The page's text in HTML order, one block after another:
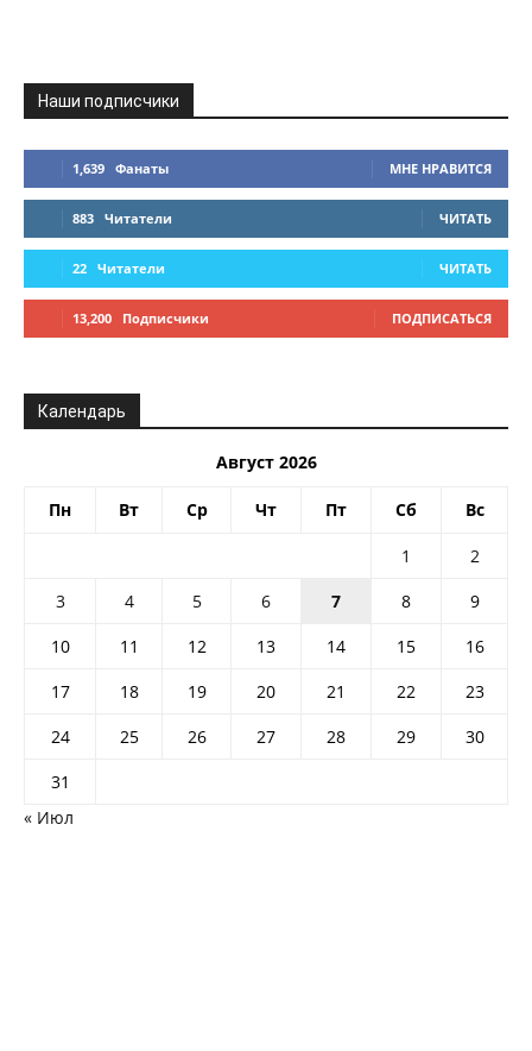
Наши подписчики
1,639 Фанаты МНЕ НРАВИТСЯ
883 Читатели ЧИТАТЬ
22 Читатели ЧИТАТЬ
13,200 Подписчики ПОДПИСАТЬСЯ
Календарь
Август 2026
Пн Вт Ср Чт Пт Сб Вс
1
2
3
4 5 6 7 8
9
10
11 12 13 14 15
16
17
18 19 20 21 22
23
24
25 26 27 28 29
30
31
« Июл